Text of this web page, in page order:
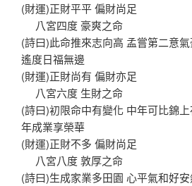
(財運)正財平平 偏財尚足
八宮四度 豪爽之命
(詩曰)此命推來志向高 孟嘗第二意
遙度日福無邊
(財運)正財尚有 偏財亦足
八宮六度 生財之命
(詩曰)初限命中有變化 中年可比錦
年成業享榮華
(財運)正財不多 偏財尚足
八宮八度 敦厚之命
(詩曰)生成家業多田園 心平氣和好